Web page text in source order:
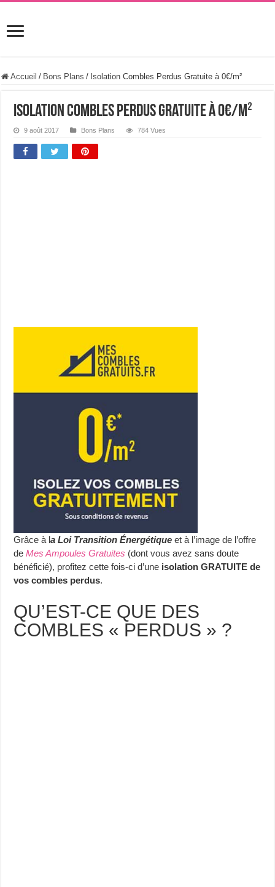
Accueil / Bons Plans / Isolation Combles Perdus Gratuite à 0€/m²
Isolation Combles Perdus Gratuite à 0€/m²
9 août 2017 Bons Plans 784 Vues
Grâce à la Loi Transition Énergétique et à l’image de l’offre
deMes Ampoules Gratuites (dont vous avez sans doute
bénéficié), profitez cette fois-ci d’une isolation GRATUITE de
vos combles perdus.
QU’EST-CE QUE DES
COMBLES « PERDUS » ?